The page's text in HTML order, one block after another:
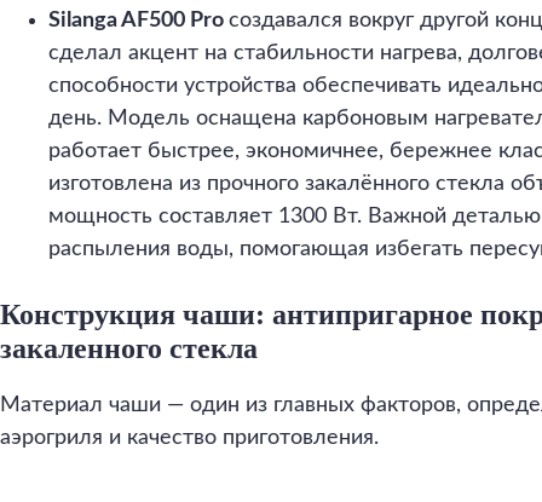
Silanga AF500 Pro создавался вокруг другой
сделал акцент на стабильности нагрева,
способности устройства обеспечивать
день. Модель оснащена карбоновым
работает быстрее, экономичнее, бережнее
изготовлена из прочного закалённого стекла
мощность составляет 1300 Вт. Важной
распыления воды, помогающая избегать
Конструкция чаши: антипригарное
закаленного стекла
Материал чаши — один из главных факторов,
аэрогриля и качество приготовления.